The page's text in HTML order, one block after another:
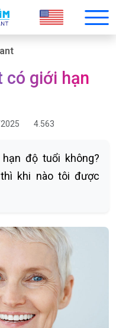
có giới hạn
4.563
độ tuổi không?
khi nào tôi được